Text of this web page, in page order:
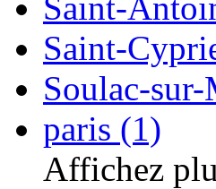
Saint-
Soulac-
paris (1)
Affichez